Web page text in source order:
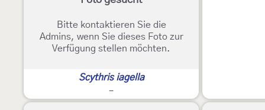
Bitte kontaktieren Sie die
Admins, wenn Sie dieses Foto zur
Verfügung stellen möchten.
Scythris iagella
-